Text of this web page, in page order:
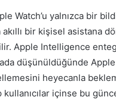
Watch’u yalnızca bir
bir kişisel asistana
Apple Intelligence
düşünüldüğünde Apple
heyecanla
içinse bu